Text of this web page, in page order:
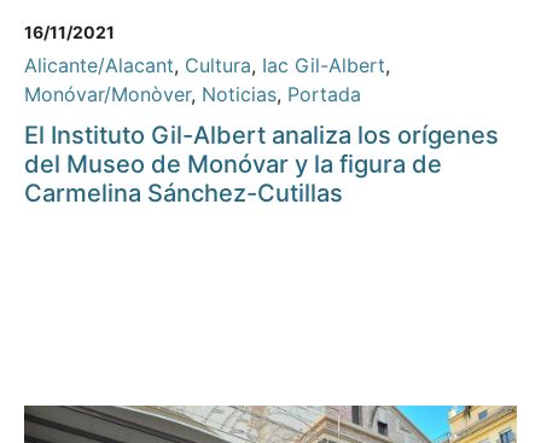
16/11/2021
Alicante/Alacant, Cultura, Iac Gil-Albert,
Monóvar/Monòver, Noticias, Portada
El Instituto Gil-Albert analiza los orígenes
del Museo de Monóvar y la figura de
Carmelina Sánchez-Cutillas